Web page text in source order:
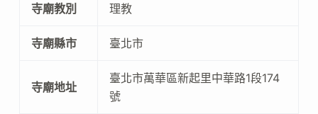
寺廟教別 理教
寺廟縣市 臺北市
寺廟地址
臺北市萬華區新起里中華路1段174
號